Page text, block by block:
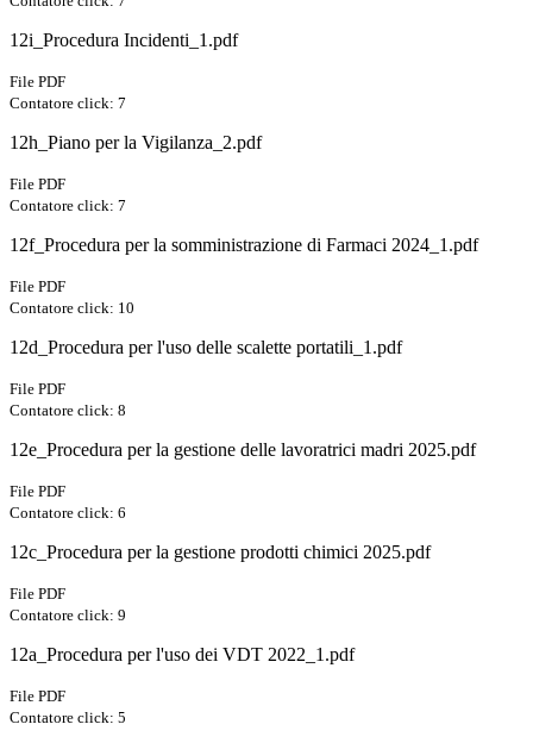
12i_Procedura Incidenti_1.pdf
File PDF
Contatore click: 7
12h_Piano per la Vigilanza_2.pdf
File PDF
Contatore click: 7
12f_Procedura per la somministrazione di Farmaci 2024_1.pdf
File PDF
Contatore click: 10
12d_Procedura per l'uso delle scalette portatili_1.pdf
File PDF
Contatore click: 8
12e_Procedura per la gestione delle lavoratrici madri 2025.pdf
File PDF
Contatore click: 6
12c_Procedura per la gestione prodotti chimici 2025.pdf
File PDF
Contatore click: 9
12a_Procedura per l'uso dei VDT 2022_1.pdf
File PDF
Contatore click: 5